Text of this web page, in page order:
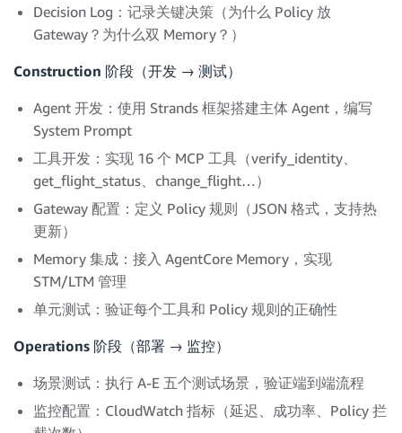
Decision Log：记录关键决策（为什么 Policy 放
Gateway？为什么双 Memory？）
Construction 阶段（开发 → 测试）
Agent 开发：使用 Strands 框架搭建主体 Agent，编写
System Prompt
工具开发：实现 16 个 MCP 工具（verify_identity、
get_flight_status、change_flight…）
Gateway 配置：定义 Policy 规则（JSON 格式，支持热
更新）
Memory 集成：接入 AgentCore Memory，实现
STM/LTM 管理
单元测试：验证每个工具和 Policy 规则的正确性
Operations 阶段（部署 → 监控）
场景测试：执行 A-E 五个测试场景，验证端到端流程
监控配置：CloudWatch 指标（延迟、成功率、Policy 拦